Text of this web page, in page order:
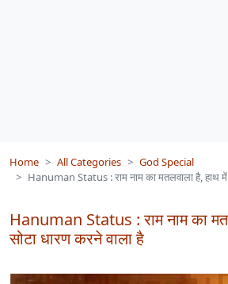
Home All Categories
God Special
Hanuman Status : राम नाम का मतलवाला है, हाथ में
Hanuman Status : राम नाम का
सोटा धारण करने वाला है